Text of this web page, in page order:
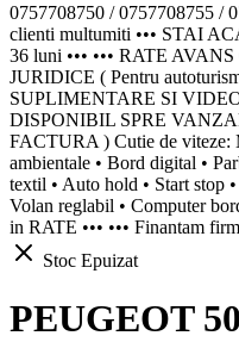
0757708750 / 0757708755
clienti multumiti ••• STAI
36 luni ••• ••• RATE
JURIDICE ( Pentru
SUPLIMENTARE SI
DISPONIBIL SPRE
FACTURA ) Cutie de viteze:
ambientale • Bord digital •
textil • Auto hold • Start stop
Volan reglabil • Computer
in RATE ••• ••• Finantam
Stoc Epuizat
PEUGEOT